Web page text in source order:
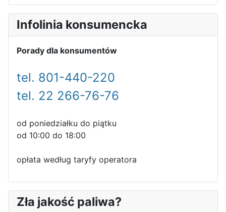
Infolinia konsumencka
Porady dla konsumentów
tel. 801-440-220
tel. 22 266-76-76
od poniedziałku do piątku
od 10:00 do 18:00
opłata według taryfy operatora
Zła jakość paliwa?